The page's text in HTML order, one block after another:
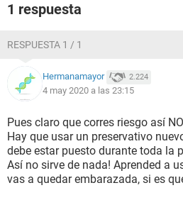
1 respuesta
RESPUESTA 1 / 1
Hermanamayor 2.224
4 may 2020 a las 23:15
Pues claro que corres riesgo así
Hay que usar un preservativo
debe estar puesto durante toda la
Así no sirve de nada! Aprended a
vas a quedar embarazada, si es